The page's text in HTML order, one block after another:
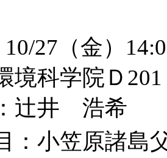
27（金）
境科学院Ｄ201
辻井 浩希
：小笠原諸島